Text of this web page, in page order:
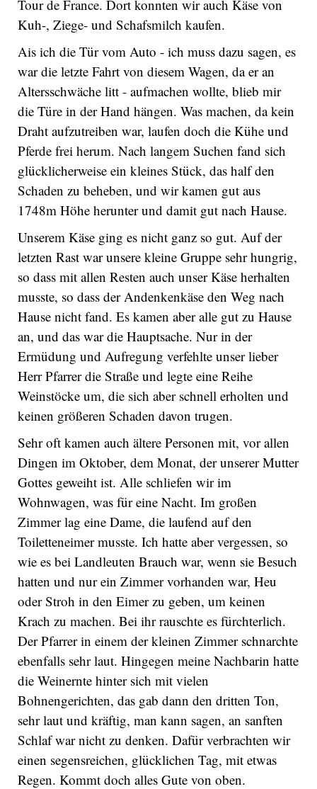
Tour de France. Dort konnten wir auch Käse von
Kuh-, Ziege- und Schafsmilch kaufen.
Ais ich die Tür vom Auto - ich muss dazu sagen, es
war die letzte Fahrt von diesem Wagen, da er an
Altersschwäche litt - aufmachen wollte, blieb mir
die Türe in der Hand hängen. Was machen, da kein
Draht aufzutreiben war, laufen doch die Kühe und
Pferde frei herum. Nach langem Suchen fand sich
glücklicherweise ein kleines Stück, das half den
Schaden zu beheben, und wir kamen gut aus
1748m Höhe herunter und damit gut nach Hause.
Unserem Käse ging es nicht ganz so gut. Auf der
letzten Rast war unsere kleine Gruppe sehr hungrig,
so dass mit allen Resten auch unser Käse herhalten
musste, so dass der Andenkenkäse den Weg nach
Hause nicht fand. Es kamen aber alle gut zu Hause
an, und das war die Hauptsache. Nur in der
Ermüdung und Aufregung verfehlte unser lieber
Herr Pfarrer die Straße und legte eine Reihe
Weinstöcke um, die sich aber schnell erholten und
keinen größeren Schaden davon trugen.
Sehr oft kamen auch ältere Personen mit, vor allen
Dingen im Oktober, dem Monat, der unserer Mutter
Gottes geweiht ist. Alle schliefen wir im
Wohnwagen, was für eine Nacht. Im großen
Zimmer lag eine Dame, die laufend auf den
Toiletteneimer musste. Ich hatte aber vergessen, so
wie es bei Landleuten Brauch war, wenn sie Besuch
hatten und nur ein Zimmer vorhanden war, Heu
oder Stroh in den Eimer zu geben, um keinen
Krach zu machen. Bei ihr rauschte es fürchterlich.
Der Pfarrer in einem der kleinen Zimmer schnarchte
ebenfalls sehr laut. Hingegen meine Nachbarin hatte
die Weinernte hinter sich mit vielen
Bohnengerichten, das gab dann den dritten Ton,
sehr laut und kräftig, man kann sagen, an sanften
Schlaf war nicht zu denken. Dafür verbrachten wir
einen segensreichen, glücklichen Tag, mit etwas
Regen. Kommt doch alles Gute von oben.